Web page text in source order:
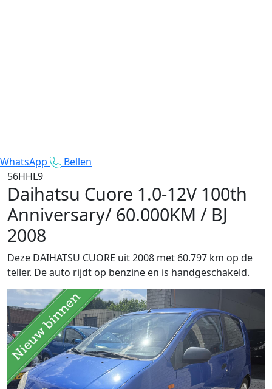
WhatsApp
Bellen
56HHL9
Daihatsu Cuore 1.0-12V 100th
Anniversary/ 60.000KM / BJ
2008
Deze DAIHATSU CUORE uit 2008 met 60.797 km op de
teller. De auto rijdt op benzine en is handgeschakeld.